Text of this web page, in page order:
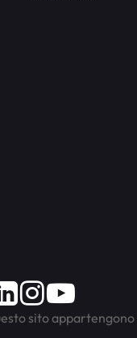
LinkedInInstagram
Youtube
sito